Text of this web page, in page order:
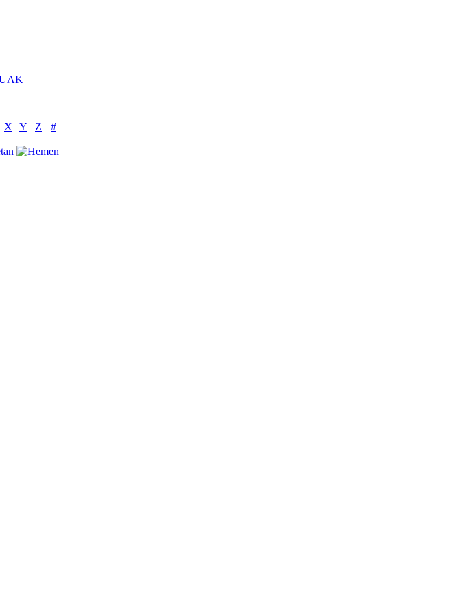
X Y Z
#